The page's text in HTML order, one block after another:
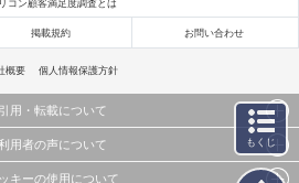
コン顧客満足度調査とは
掲載規約 お問い合わせ
概要 個人情報保護方針
引用・転載について
写真、イラスト、画像データ等）及びこれらの配置・
用者の声について
キーの使用について
もくじ